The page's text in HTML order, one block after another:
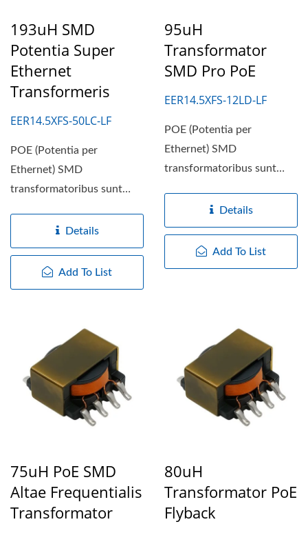
193uH SMD
Potentia Super
Ethernet
Transformeris
EER14.5XFS-50LC-LF
POE (Potentia per
Ethernet) SMD
transformatoribus sunt
specialibus ad Potentiam...
Details
Add To List
95uH
Transformator
SMD Pro PoE
EER14.5XFS-12LD-LF
POE (Potentia per
Ethernet) SMD
transformatoribus sunt
specialibus ad Potentiam...
Details
Add To List
75uH PoE SMD
Altae Frequentialis
Transformator
80uH
Transformator PoE
Flyback